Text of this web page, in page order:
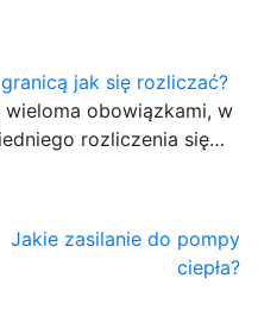
jak się rozliczać?
obowiązkami, w
rozliczenia się…
Jakie zasilanie do pompy
ciepła?